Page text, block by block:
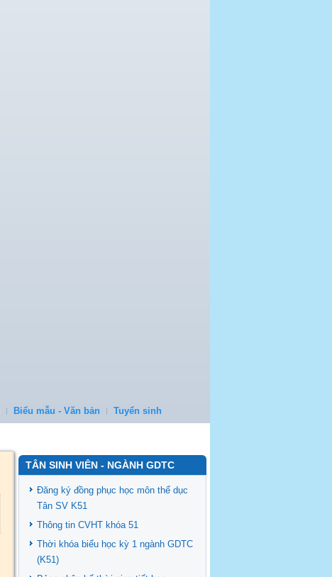
Biểu mẫu - Văn bản Tuyển sinh
TÂN SINH VIÊN - NGÀNH GDTC
Đăng ký đồng phục học môn thể dục
Tân SV K51
Thông tin CVHT khóa 51
Thời khóa biểu học kỳ 1 ngành GDTC
(K51)